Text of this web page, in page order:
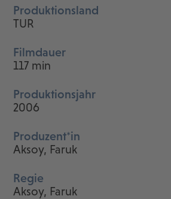
Produktionsland
TUR
Filmdauer
117 min
Produktionsjahr
2006
Produzent*in
Aksoy, Faruk
Regie
Aksoy, Faruk